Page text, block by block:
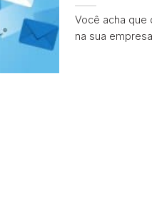
Você acha que
na sua